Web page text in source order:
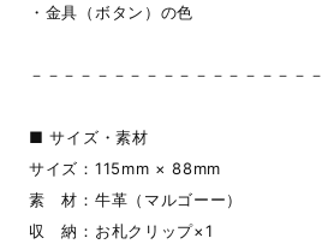
・金具（ボタン）の色
－－－－－－－－－－－－－－－－－－
■ サイズ・素材
サイズ：115mm × 88mm
素 材：牛革（マルゴーー）
収 納：お札クリップ×1